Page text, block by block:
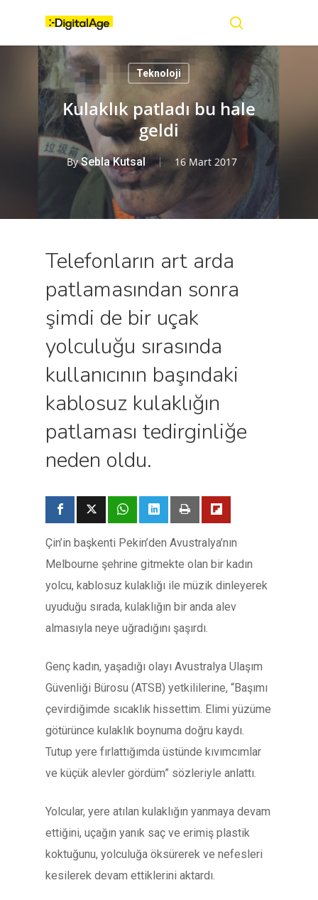
content
Teknoloji
Kulaklık patladı bu hale
geldi
By Sebla Kutsal 16 Mart 2017
Telefonların art arda
patlamasından sonra
şimdi de bir uçak
yolculuğu sırasında
kullanıcının başındaki
kablosuz kulaklığın
patlaması tedirginliğe
neden oldu.
Çin’in başkenti Pekin’den Avustralya’nın
Melbourne şehrine gitmekte olan bir kadın
yolcu, kablosuz kulaklığı ile müzik dinleyerek
uyuduğu sırada, kulaklığın bir anda alev
almasıyla neye uğradığını şaşırdı.
Genç kadın, yaşadığı olayı Avustralya Ulaşım
Güvenliği Bürosu (ATSB) yetkililerine, “Başımı
çevirdiğimde sıcaklık hissettim. Elimi yüzüme
götürünce kulaklık boynuma doğru kaydı.
Tutup yere fırlattığımda üstünde kıvımcımlar
ve küçük alevler gördüm” sözleriyle anlattı.
Yolcular, yere atılan kulaklığın yanmaya devam
ettiğini, uçağın yanık saç ve erimiş plastik
koktuğunu, yolculuğa öksürerek ve nefesleri
kesilerek devam ettiklerini aktardı.